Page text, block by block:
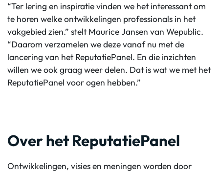
“Ter lering en inspiratie vinden we het interessant om
te horen welke ontwikkelingen professionals in het
vakgebied zien.” stelt Maurice Jansen van Wepublic.
“Daarom verzamelen we deze vanaf nu met de
lancering van het ReputatiePanel. En die inzichten
willen we ook graag weer delen. Dat is wat we met het
ReputatiePanel voor ogen hebben.”
Over het ReputatiePanel
Ontwikkelingen, visies en meningen worden door